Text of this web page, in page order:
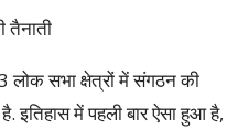
तैनाती
लोक सभा क्षेत्रों में संगठन की
इतिहास में पहली बार ऐसा हुआ है,